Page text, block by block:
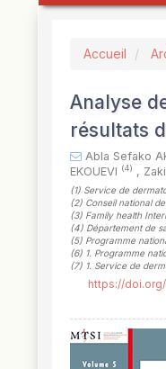
Accueil
Analyse
résultats
Abla Sefako
EKOUEVI (4) ,
(1) Service de
(2) Conseil national
(3) Family health
(4) Département de
(5) Programme
(6) 1. Programme
(7) 1. Service de
https://